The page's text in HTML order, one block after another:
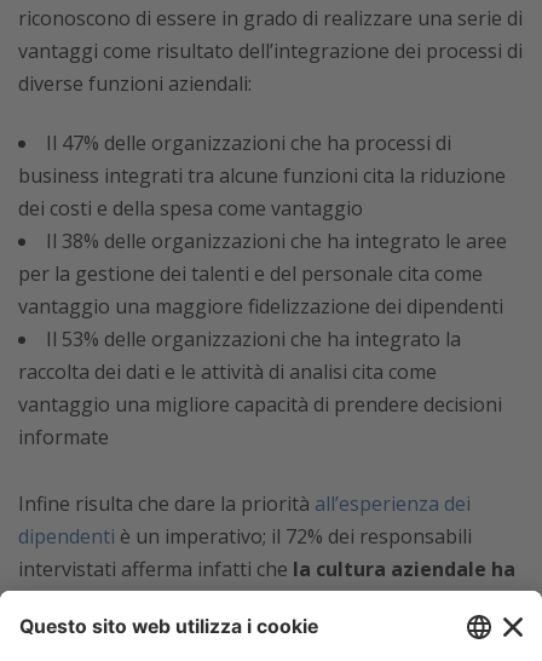
riconoscono di essere in grado di realizzare una serie di
vantaggi come risultato dell’integrazione dei processi di
diverse funzioni aziendali:
Il 47% delle organizzazioni che ha processi di
business integrati tra alcune funzioni cita la riduzione
dei costi e della spesa come vantaggio
Il 38% delle organizzazioni che ha integrato le aree
per la gestione dei talenti e del personale cita come
vantaggio una maggiore fidelizzazione dei dipendenti
Il 53% delle organizzazioni che ha integrato la
raccolta dei dati e le attività di analisi cita come
vantaggio una migliore capacità di prendere decisioni
informate
Infine risulta che dare la priorità all’esperienza dei
dipendenti è un imperativo; il 72% dei responsabili
intervistati afferma infatti che la cultura aziendale ha
fornire migliori prodotti o servizi.